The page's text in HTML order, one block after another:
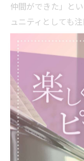
仲間ができた」と
ュニティとしても
ピアノ教室ならで
ピアノ教室バンド
ハウスとは異なり
環境が整っている
なく、楽譜の読み
マナーなども学べ
て参加できます。